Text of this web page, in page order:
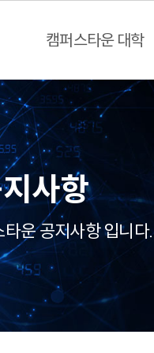
캠퍼스타운 대학
사항
운 공지사항 입니다.